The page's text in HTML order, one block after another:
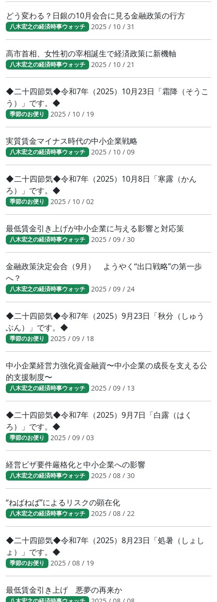
どう変わる？日銀の10月会合に見る金融政策の行方
八木宏之の経済時事ウォッチ 2025 / 10 / 31
高市首相、女性初の宰相誕生で経済政策に新機軸
八木宏之の経済時事ウォッチ 2025 / 10 / 21
◆二十四節気◆令和7年（2025）10月23日「霜降（そうこ
う）」です。◆
季節のお便り 2025 / 10 / 19
実質賃金マイナス時代の中小企業戦略
八木宏之の経済時事ウォッチ 2025 / 10 / 09
◆二十四節気◆令和7年（2025）10月8日「寒露（かん
ろ）」です。◆
季節のお便り 2025 / 10 / 02
最低賃金引き上げが中小企業に与える影響と対応策
八木宏之の経済時事ウォッチ 2025 / 09 / 30
金融政策決定会合（9月） ようやく“出口戦略”の第一歩
へ？
八木宏之の経済時事ウォッチ 2025 / 09 / 24
◆二十四節気◆令和7年（2025）9月23日「秋分（しゅう
ぶん）」です。◆
季節のお便り 2025 / 09 / 18
中小企業経営力強化資金融資〜中小企業の成長を支える公
的支援制度〜
八木宏之の経済時事ウォッチ 2025 / 09 / 13
◆二十四節気◆令和7年（2025）9月7日「白露（はく
ろ）」です。◆
季節のお便り 2025 / 09 / 03
経営ビザ要件厳格化と中小企業への影響
八木宏之の経済時事ウォッチ 2025 / 08 / 30
“ねばねば”によるリスクの顕在化
八木宏之の経済時事ウォッチ 2025 / 08 / 22
◆二十四節気◆令和7年（2025）8月23日「処暑（しょし
ょ）」です。◆
季節のお便り 2025 / 08 / 19
最低賃金引き上げ 悪夢の再来か